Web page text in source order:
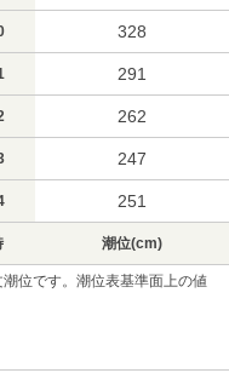
328
291
262
247
251
潮位(cm)
位です。潮位表基準面上の値